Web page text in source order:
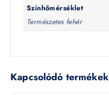
Színhőmérséklet
Természetes fehér
Kapcsolódó termékek